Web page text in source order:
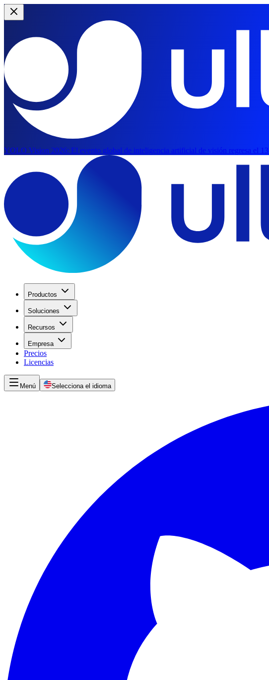
YOLO Vision 2026: El evento global de inteligencia artificial de visión regresa el
Productos
Soluciones
Recursos
Empresa
Precios
Licencias
Menú Selecciona el idioma